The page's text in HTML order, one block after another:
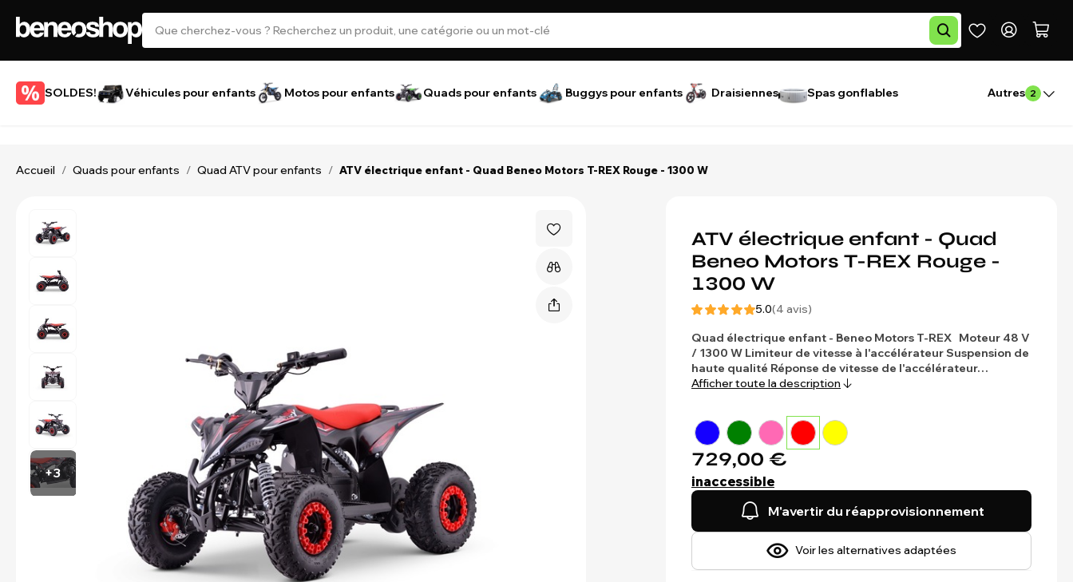
SOLDES! Véhicules pour enfants Motos pour enfants Quads pour enfants Buggys pour enfants Draisiennes Spas gonflables Autres 2
Accueil / Quads pour enfants / Quad ATV pour enfants / ATV électrique enfant - Quad Beneo Motors T-REX Rouge - 1300 W
+3
ATV électrique enfant - Quad
Beneo Motors T-REX Rouge -
1300 W
5.0(4 avis)
Quad électrique enfant - Beneo Motors T-REX Moteur 48 V
/ 1300 W Limiteur de vitesse à l'accélérateurSuspension de
haute qualité Réponse de vitesse de l'accélérateur…
Afficher toute la description
729,00 €
inaccessible
M'avertir du réapprovisionnement
Voir les alternatives adaptées